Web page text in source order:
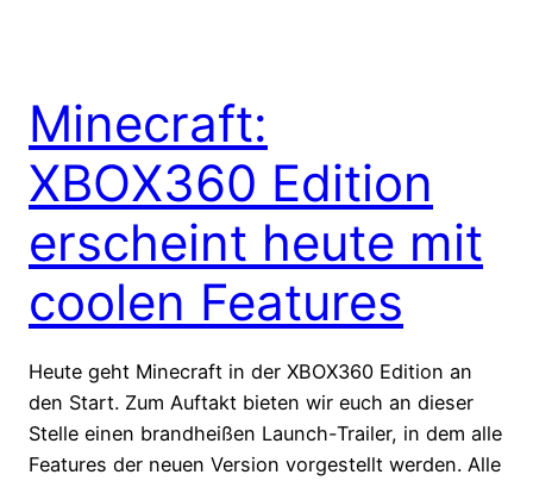
Minecraft:
XBOX360 Edition
erscheint heute mit
coolen Features
Heute geht Minecraft in der XBOX360 Edition an
den Start. Zum Auftakt bieten wir euch an dieser
Stelle einen brandheißen Launch-Trailer, in dem alle
Features der neuen Version vorgestellt werden. Alle